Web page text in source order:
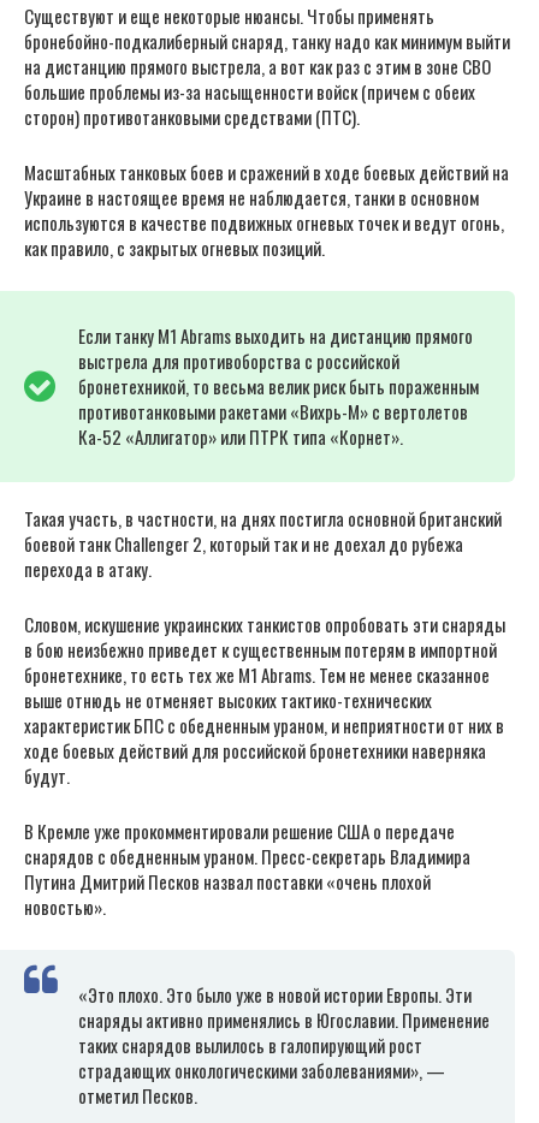
Существуют и еще некоторые нюансы. Чтобы применять
бронебойно-подкалиберный снаряд, танку надо как минимум выйти
на дистанцию прямого выстрела, а вот как раз с этим в зоне СВО
большие проблемы из-за насыщенности войск (причем с обеих
сторон) противотанковыми средствами (ПТС).
Масштабных танковых боев и сражений в ходе боевых действий на
Украине в настоящее время не наблюдается, танки в основном
используются в качестве подвижных огневых точек и ведут огонь,
как правило, с закрытых огневых позиций.
Если танку М1 Abrams выходить на дистанцию прямого
выстрела для противоборства с российской
бронетехникой, то весьма велик риск быть пораженным
противотанковыми ракетами «Вихрь-М» с вертолетов
Ка-52 «Аллигатор» или ПТРК типа «Корнет».
Такая участь, в частности, на днях постигла основной британский
боевой танк Challenger 2, который так и не доехал до рубежа
перехода в атаку.
Словом, искушение украинских танкистов опробовать эти снаряды
в бою неизбежно приведет к существенным потерям в импортной
бронетехнике, то есть тех же М1 Abrams. Тем не менее сказанное
выше отнюдь не отменяет высоких тактико-технических
характеристик БПС с обедненным ураном, и неприятности от них в
ходе боевых действий для российской бронетехники наверняка
будут.
В Кремле уже прокомментировали решение США о передаче
снарядов с обедненным ураном. Пресс-секретарь Владимира
Путина Дмитрий Песков назвал поставки «очень плохой
новостью».
«Это плохо. Это было уже в новой истории Европы. Эти
снаряды активно применялись в Югославии. Применение
таких снарядов вылилось в галопирующий рост
страдающих онкологическими заболеваниями», —
отметил Песков.